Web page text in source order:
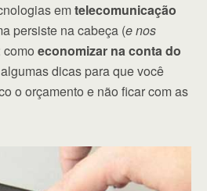
emtelecomunicação
persiste na cabeça (e nos
economizar na conta do
dicas para que você
o orçamento e não ficar com as